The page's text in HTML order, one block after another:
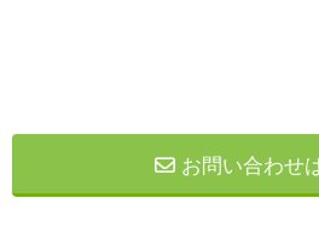
お問い合わせ